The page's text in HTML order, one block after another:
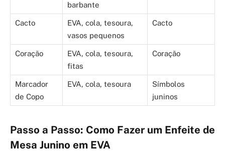
barbante
Cacto
EVA, cola, tesoura,
vasos pequenos
Cacto
Coração
EVA, cola, tesoura,
fitas
Coração
Marcador
de Copo
EVA, cola, tesoura
Símbolos
juninos
Passo a Passo: Como Fazer um Enfeite de
Mesa Junino em EVA